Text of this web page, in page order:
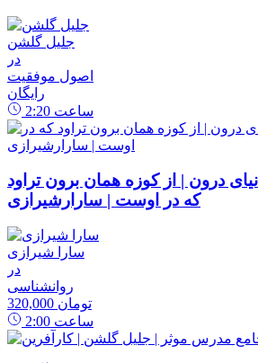
جلیل گلشن
در
اصول موفقیت
رایگان
2:20 ساعت
درون | از کوزه همان برون تراود
که در اوست | سارارشیرازی
سارا شیرازی
در
روانشناسی
320,000 تومان
2:00 ساعت